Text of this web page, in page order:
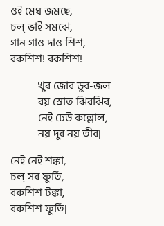
ওই মেঘ জমছে,
চল্ ভাই সমঝে,
গান গাও দাও শিশ,
বকশিশ! বকশিশ!
খুব জোর ডুব-জল
বয় স্রোত ঝিরঝির,
নেই ঢেউ কল্লোল,
নয় দুর নয় তীর|
নেই নেই শঙ্কা,
চল্ সব ফুর্তি,
বকশিশ টঙ্কা,
বকশিশ ফুর্তি|